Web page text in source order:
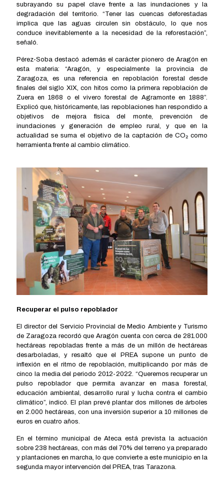
subrayando su papel clave frente a las inundaciones y la
degradación del territorio. “Tener las cuencas deforestadas
implica que las aguas circulen sin obstáculo, lo que nos
conduce inevitablemente a la necesidad de la reforestación”,
señaló.
Pérez-Soba destacó además el carácter pionero de Aragón en
esta materia: “Aragón, y especialmente la provincia de
Zaragoza, es una referencia en repoblación forestal desde
finales del siglo XIX, con hitos como la primera repoblación de
Zuera en 1868 o el vivero forestal de Agramonte en 1888”.
Explicó que, históricamente, las repoblaciones han respondido a
objetivos de mejora física del monte, prevención de
inundaciones y generación de empleo rural, y que en la
actualidad se suma el objetivo de la captación de CO₂ como
herramienta frente al cambio climático.
Recuperar el pulso repoblador
El director del Servicio Provincial de Medio Ambiente y Turismo
de Zaragoza recordó que Aragón cuenta con cerca de 281.000
hectáreas repobladas frente a más de un millón de hectáreas
desarboladas, y resaltó que el PREA supone un punto de
inflexión en el ritmo de repoblación, multiplicando por más de
cinco la media del periodo 2012-2022. “Queremos recuperar un
pulso repoblador que permita avanzar en masa forestal,
educación ambiental, desarrollo rural y lucha contra el cambio
climático”, indicó. El plan prevé plantar dos millones de árboles
en 2.000 hectáreas, con una inversión superior a 10 millones de
euros en cuatro años.
En el término municipal de Ateca está prevista la actuación
sobre 238 hectáreas, con más del 70% del terreno ya preparado
y plantaciones en marcha, lo que convierte a este municipio en la
segunda mayor intervención del PREA, tras Tarazona.